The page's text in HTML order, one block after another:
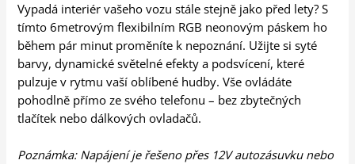
Vypadá interiér vašeho vozu stále stejně jako před lety? S
tímto 6metrovým flexibilním RGB neonovým páskem ho
během pár minut proměníte k nepoznání. Užijte si syté
barvy, dynamické světelné efekty a podsvícení, které
pulzuje v rytmu vaší oblíbené hudby. Vše ovládáte
pohodlně přímo ze svého telefonu – bez zbytečných
tlačítek nebo dálkových ovladačů.
Poznámka: Napájení je řešeno přes 12V autozásuvku nebo